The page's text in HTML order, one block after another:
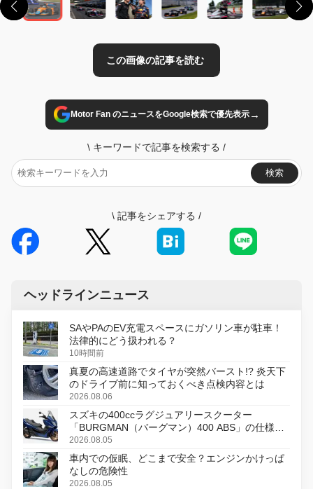
Motor Fan のニュースをGoogle検索で優先表示→
\ キーワードで記事を検索する /
検索
\ 記事をシェアする /
ヘッドラインニュース
SAやPAのEV充電スペースにガソリン車が駐車！
法律的にどう扱われる？
10時間前
真夏の高速道路でタイヤが突然バースト!? 炎天下
のドライブ前に知っておくべき点検内容とは
2026.08.06
スズキの400ccラグジュアリースクーター
「BURGMAN（バーグマン）400 ABS」の仕様を
変更し、8月18日に発売
2026.08.05
車内での仮眠、どこまで安全？エンジンかけっぱ
なしの危険性
2026.08.05